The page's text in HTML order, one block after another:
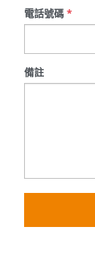
電話號碼*
備註